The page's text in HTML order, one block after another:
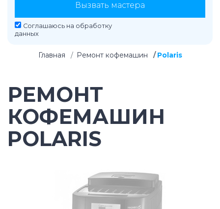
Вызвать мастера
Соглашаюсь на обработку
данных
Главная Ремонт кофемашин Polaris
РЕМОНТ
КОФЕМАШИН
POLARIS